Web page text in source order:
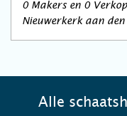
0 Makers en 0
Nieuwerkerk aan den
Alle